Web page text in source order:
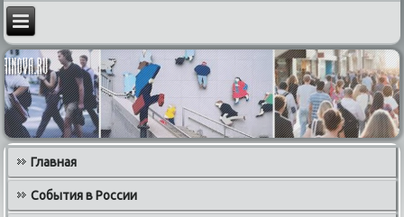
Главная
События в России